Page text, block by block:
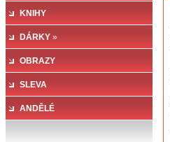
KNIHY
DÁRKY »
OBRAZY
SLEVA
ANDĚLÉ